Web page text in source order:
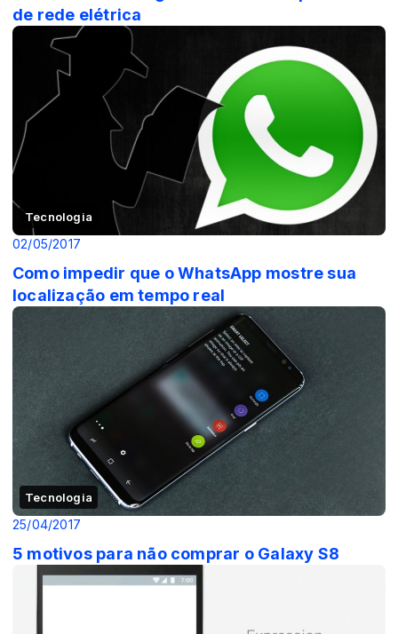
de rede elétrica
Tecnologia
02/05/2017
Como impedir que o WhatsApp mostre sua
localização em tempo real
Tecnologia
25/04/2017
5 motivos para não comprar o Galaxy S8